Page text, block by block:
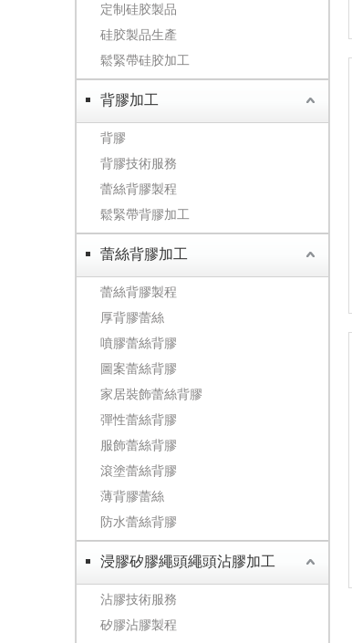
定制硅胶製品
硅胶製品生產
鬆緊帶硅胶加工
背膠加工
背膠
背膠技術服務
蕾絲背膠製程
鬆緊帶背膠加工
蕾絲背膠加工
蕾絲背膠製程
厚背膠蕾絲
噴膠蕾絲背膠
圖案蕾絲背膠
家居裝飾蕾絲背膠
彈性蕾絲背膠
服飾蕾絲背膠
滾塗蕾絲背膠
薄背膠蕾絲
防水蕾絲背膠
浸膠矽膠繩頭繩頭沾膠加工
沾膠技術服務
矽膠沾膠製程